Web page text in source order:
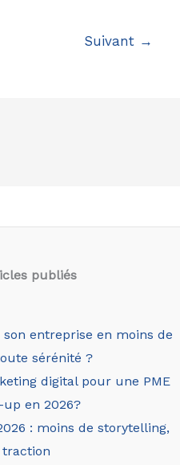
Suivant →
publiés
entreprise en moins de
sérénité ?
digital pour une PME
en 2026?
: moins de storytelling,